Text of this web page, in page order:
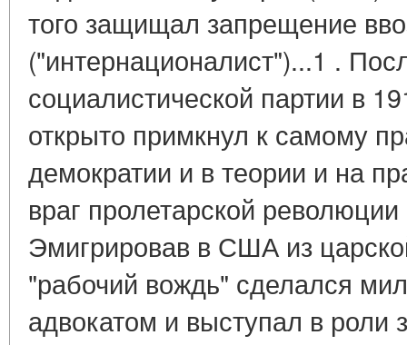
того защищал запрещение
("интернационалист")...1 .
социалистической партии в
открыто примкнул к самому
демократии и в теории и на
враг пролетарской
Эмигрировав в США из
"рабочий вождь" сделался
адвокатом и выступал в роли